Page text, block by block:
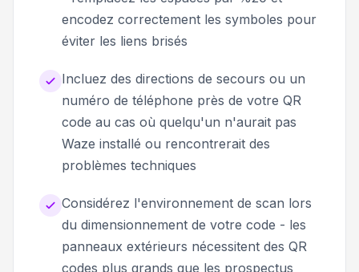
encodez correctement les symboles pour
éviter les liens brisés
Incluez des directions de secours ou un
numéro de téléphone près de votre QR
code au cas où quelqu'un n'aurait pas
Waze installé ou rencontrerait des
problèmes techniques
Considérez l'environnement de scan lors
du dimensionnement de votre code - les
panneaux extérieurs nécessitent des QR
codes plus grands que les prospectus